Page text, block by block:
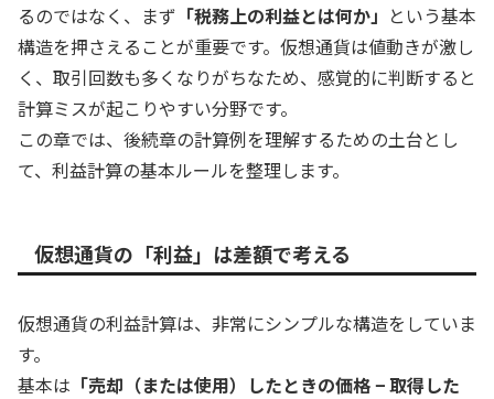
るのではなく、まず 「税務上の利益とは何か」 という基本
構造を押さえることが重要です。仮想通貨は値動きが激し
く、取引回数も多くなりがちなため、感覚的に判断すると
計算ミスが起こりやすい分野です。
この章では、後続章の計算例を理解するための土台とし
て、利益計算の基本ルールを整理します。
仮想通貨の「利益」は差額で考える
仮想通貨の利益計算は、非常にシンプルな構造をしていま
す。
基本は 「売却（または使用）したときの価格 − 取得した